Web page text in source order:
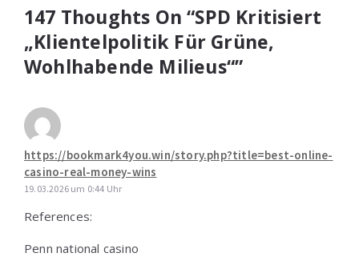
147 Thoughts On “SPD Kritisiert
„Klientelpolitik Für Grüne,
Wohlhabende Milieus“”
https://bookmark4you.win/story.php?title=best-online-
casino-real-money-wins
19.03.2026 um 0:44 Uhr
References:
Penn national casino